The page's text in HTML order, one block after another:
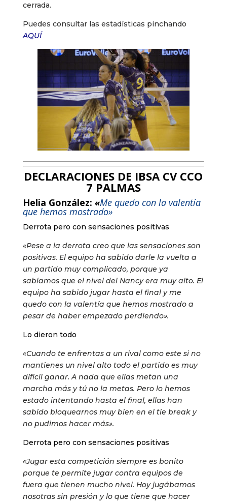
cerrada.
Puedes consultar las estadísticas pinchando
AQUÍ
DECLARACIONES DE IBSA CV CCO
7 PALMAS
Helia González: «Me quedo con la valentía
que hemos mostrado»
Derrota pero con sensaciones positivas
«Pese a la derrota creo que las sensaciones son
positivas. El equipo ha sabido darle la vuelta a
un partido muy complicado, porque ya
sabíamos que el nivel del Nancy era muy alto. El
equipo ha sabido jugar hasta el final y me
quedo con la valentía que hemos mostrado a
pesar de haber empezado perdiendo».
Lo dieron todo
«Cuando te enfrentas a un rival como este si no
mantienes un nivel alto todo el partido es muy
difícil ganar. A nada que ellas metan una
marcha más y tú no la metas. Pero lo hemos
estado intentando hasta el final, ellas han
sabido bloquearnos muy bien en el tie break y
no pudimos hacer más».
Derrota pero con sensaciones positivas
«Jugar esta competición siempre es bonito
porque te permite jugar contra equipos de
fuera que tienen mucho nivel. Hoy jugábamos
nosotras sin presión y lo que tiene que hacer